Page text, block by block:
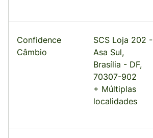
Confidence
Câmbio
SCS Loja 202 -
Asa Sul,
Brasília - DF,
70307-902
+ Múltiplas
localidades